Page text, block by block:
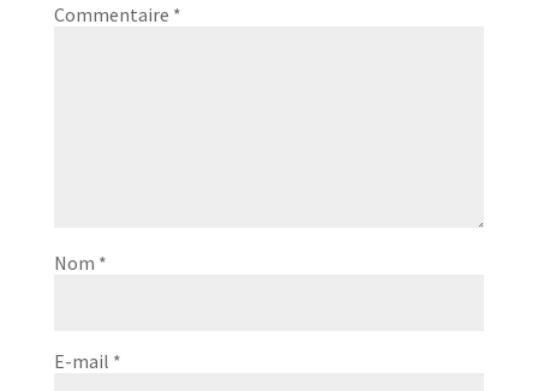
Commentaire *
Nom *
E-mail *